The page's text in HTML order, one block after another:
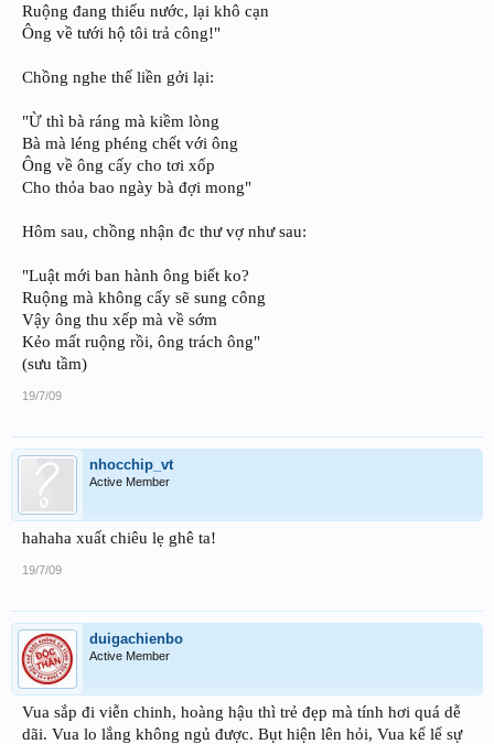
Ruộng đang thiếu nước, lại khô cạn
Ông về tưới hộ tôi trả công!"
Chồng nghe thế liền gởi lại:
"Ừ thì bà ráng mà kiềm lòng
Bà mà léng phéng chết với ông
Ông về ông cấy cho tơi xốp
Cho thỏa bao ngày bà đợi mong"
Hôm sau, chồng nhận đc thư vợ như sau:
"Luật mới ban hành ông biết ko?
Ruộng mà không cấy sẽ sung công
Vậy ông thu xếp mà về sớm
Kẻo mất ruộng rồi, ông trách ông"
(sưu tầm)
19/7/09
nhocchip_vt
Active Member
hahaha xuất chiêu lẹ ghê ta!
19/7/09
duigachienbo
Active Member
Vua sắp đi viễn chinh, hoàng hậu thì trẻ đẹp mà tính hơi quá dễ
dãi. Vua lo lắng không ngủ được. Bụt hiện lên hỏi, Vua kể lể sự